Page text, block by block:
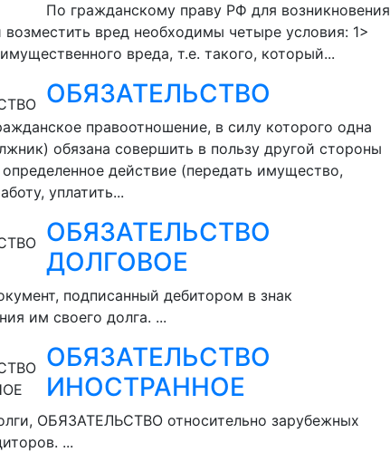
По гражданскому праву РФ для возникновения
возместить вред необходимы четыре условия: 1>
вреда, т.е. такого, который...
ОБЯЗАТЕЛЬСТВО
правоотношение, в силу которого одна
обязана совершить в пользу другой стороны
действие (передать имущество,
уплатить...
ОБЯЗАТЕЛЬСТВО
ДОЛГОВОЕ
подписанный дебитором в знак
им своего долга. ...
ОБЯЗАТЕЛЬСТВО
ИНОСТРАННОЕ
ОБЯЗАТЕЛЬСТВО относительно зарубежных
...